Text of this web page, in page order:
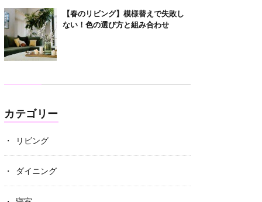
【春のリビング】模様替えで失敗し
ない！色の選び方と組み合わせ
カテゴリー
リビング
ダイニング